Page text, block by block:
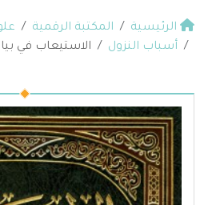
الرئيسية المكتبة الرقمية
أسباب النزول
الاستيعاب في